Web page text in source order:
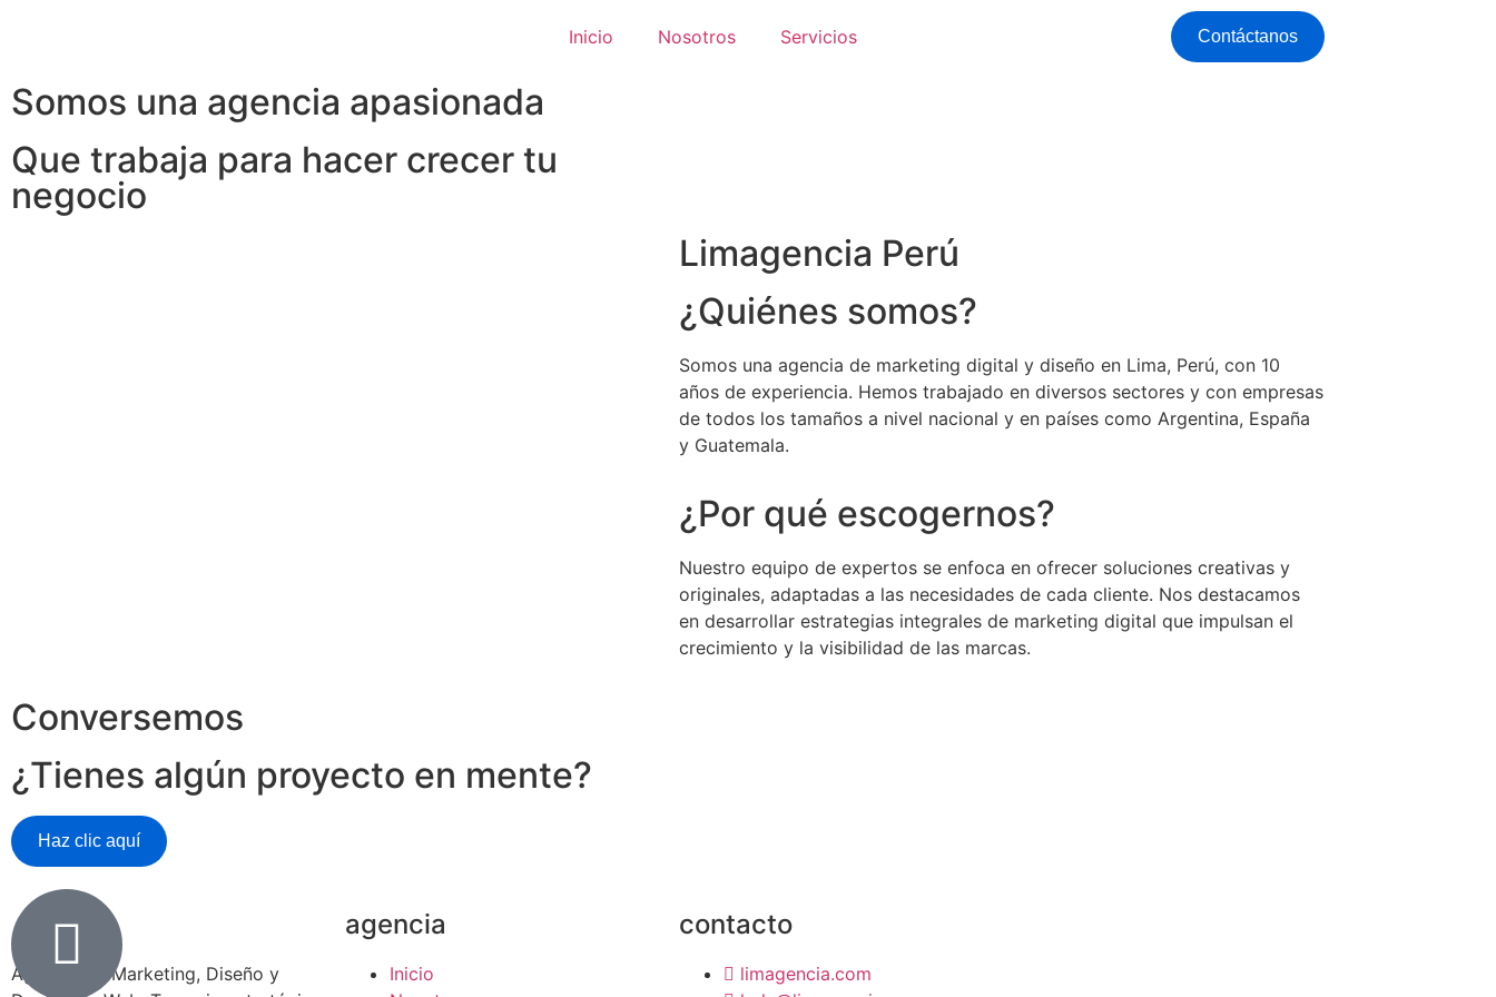
Inicio Nosotros Servicios Contáctanos
Somos una agencia apasionada
Que trabaja para hacer crecer tu
negocio
Limagencia Perú
¿Quiénes somos?
Somos una agencia de marketing digital y diseño en Lima, Perú, con 10
años de experiencia. Hemos trabajado en diversos sectores y con empresas
de todos los tamaños a nivel nacional y en países como Argentina, España
y Guatemala.
¿Por qué escogernos?
Nuestro equipo de expertos se enfoca en ofrecer soluciones creativas y
originales, adaptadas a las necesidades de cada cliente. Nos destacamos
en desarrollar estrategias integrales de marketing digital que impulsan el
crecimiento y la visibilidad de las marcas.
Conversemos
¿Tienes algún proyecto en mente?
Haz clic aquí
Agencia de Marketing, Diseño y
agencia
Inicio
contacto
limagencia.com